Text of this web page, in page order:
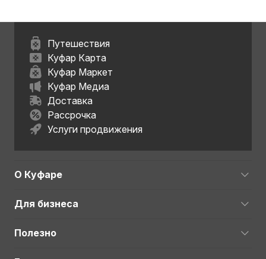
Путешествия
Куфар Карта
Куфар Маркет
Куфар Медиа
Доставка
Рассрочка
Услуги продвижения
О Куфаре
Для бизнеса
Полезно